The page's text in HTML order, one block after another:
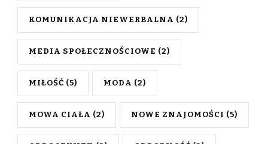
KOMUNIKACJA NIEWERBALNA (2)
MEDIA SPOŁECZNOŚCIOWE (2)
MIŁOŚĆ (5) MODA (2)
MOWA CIAŁA (2) NOWE ZNAJOMOŚCI (5)